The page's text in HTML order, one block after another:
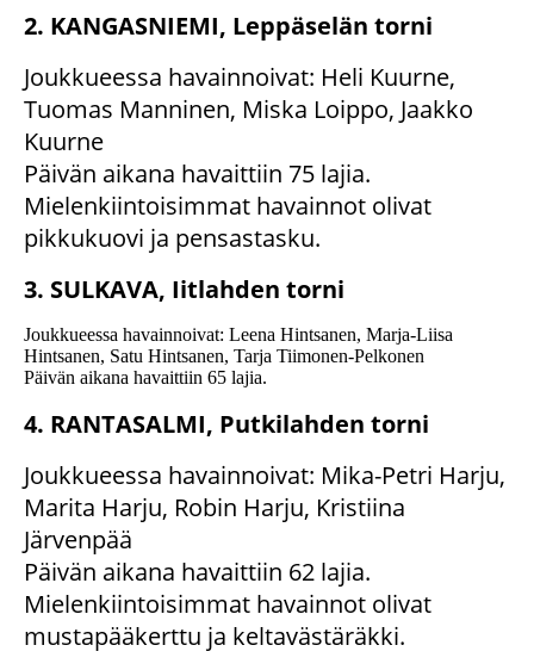
2. KANGASNIEMI, Leppäselän torni
Joukkueessa havainnoivat: Heli Kuurne,
Tuomas Manninen, Miska Loippo, Jaakko
Kuurne
Päivän aikana havaittiin 75 lajia.
Mielenkiintoisimmat havainnot olivat
pikkukuovi ja pensastasku.
3. SULKAVA, Iitlahden torni
Joukkueessa havainnoivat: Leena Hintsanen, Marja-Liisa
Hintsanen, Satu Hintsanen, Tarja Tiimonen-Pelkonen
Päivän aikana havaittiin 65 lajia.
4. RANTASALMI, Putkilahden torni
Joukkueessa havainnoivat: Mika-Petri Harju,
Marita Harju, Robin Harju, Kristiina
Järvenpää
Päivän aikana havaittiin 62 lajia.
Mielenkiintoisimmat havainnot olivat
mustapääkerttu ja keltavästäräkki.